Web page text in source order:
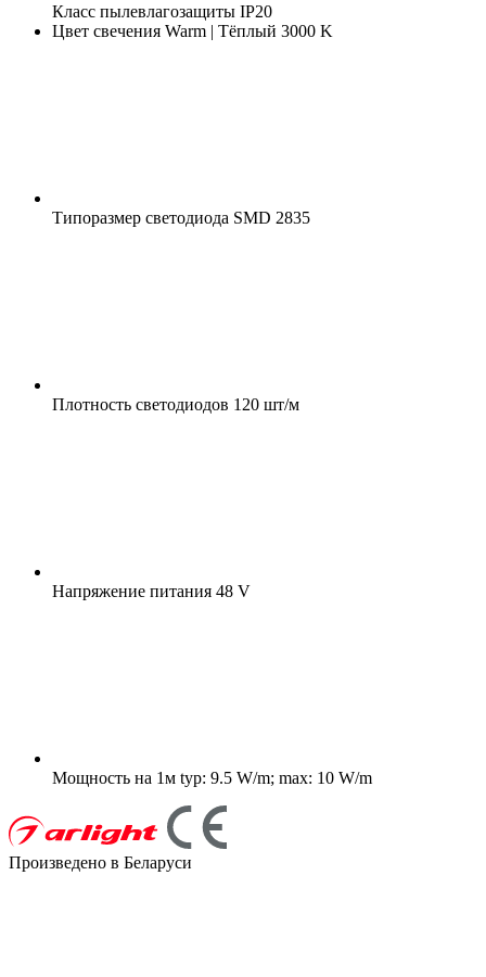
Класс пылевлагозащиты IP20
Цвет свечения Warm | Тёплый 3000 K
Типоразмер светодиода SMD 2835
Плотность светодиодов 120 шт/м
Напряжение питания 48 V
Мощность на 1м typ: 9.5 W/m; max: 10 W/m
Произведено в Беларуси